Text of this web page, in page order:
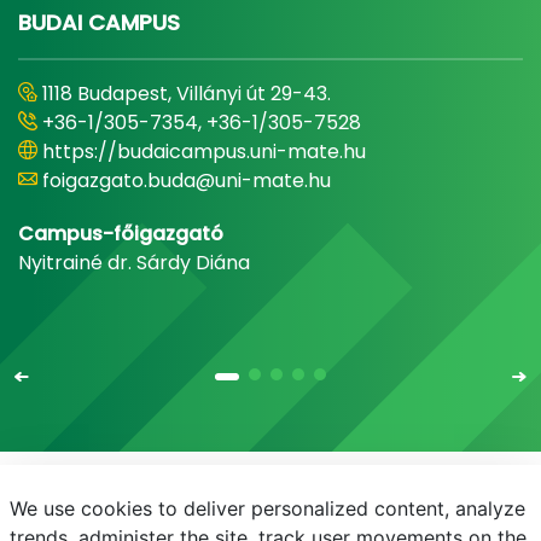
BUDAI CAMPUS
1118 Budapest, Villányi út 29-43.
+36-1/305-7354, +36-1/305-7528
https://budaicampus.uni-mate.hu
foigazgato.buda@uni-mate.hu
Campus-főigazgató
Nyitrainé dr. Sárdy Diána
E-mail Telefonkönyv NEPTUN E-learning
We use cookies to deliver personalized content, analyze